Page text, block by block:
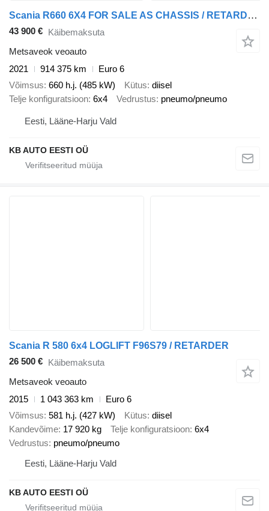
Scania R660 6X4 FOR SALE AS CHASSIS / RETARDER
43 900 € Käibemaksuta
Metsaveok veoauto
2021
914 375 km
Euro 6
Võimsus 660 h.j. (485 kW) Kütus diisel
Telje konfiguratsioon 6x4 Vedrustus pneumo/pneumo
Eesti, Lääne-Harju Vald
KB AUTO EESTI OÜ
Scania R 580 6x4 LOGLIFT F96S79 / RETARDER
26 500 € Käibemaksuta
Metsaveok veoauto
2015
1 043 363 km
Euro 6
Võimsus 581 h.j. (427 kW) Kütus diisel
Kandevõime 17 920 kg Telje konfiguratsioon 6x4
Vedrustus pneumo/pneumo
Eesti, Lääne-Harju Vald
KB AUTO EESTI OÜ